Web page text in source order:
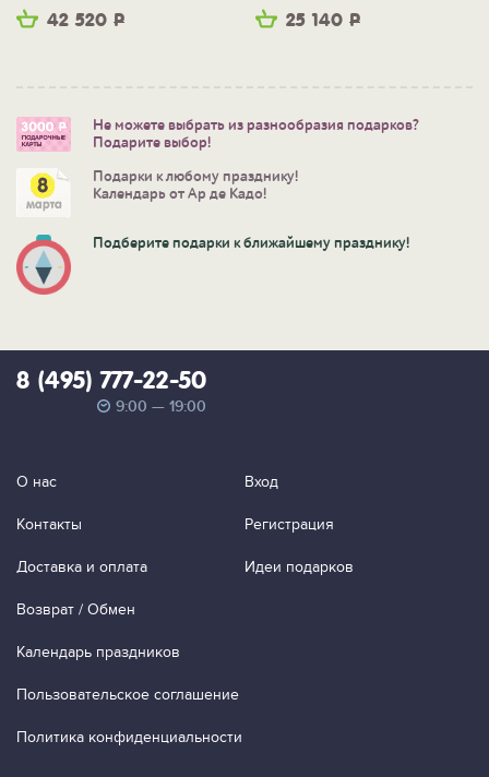
42 520 Р
25 140 Р
Не можете выбрать из разнообразия подарков?
Подарите выбор!
Подарки к любому празднику!
Календарь от Ар де Кадо!
Подберите подарки к ближайшему празднику!
8 (495) 777-22-50
9:00 — 19:00
О нас
Контакты
Доставка и оплата
Возврат / Обмен
Календарь праздников
Пользовательское соглашение
Политика конфиденциальности
Вход
Регистрация
Идеи подарков